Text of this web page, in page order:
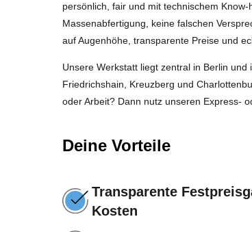
persönlich, fair und mit technischem
Massenabfertigung, keine falschen
auf Augenhöhe, transparente Preise und
Unsere Werkstatt liegt zentral in Berlin
Friedrichshain, Kreuzberg und
oder Arbeit? Dann nutz unseren Express-
Deine Vorteile
Transparente
Kosten